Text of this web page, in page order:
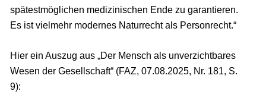
spätestmöglichen medizinischen Ende zu garantieren.
Es ist vielmehr modernes Naturrecht als Personrecht.“
Hier ein Auszug aus „Der Mensch als unverzichtbares
Wesen der Gesellschaft“ (FAZ, 07.08.2025, Nr. 181, S.
9):